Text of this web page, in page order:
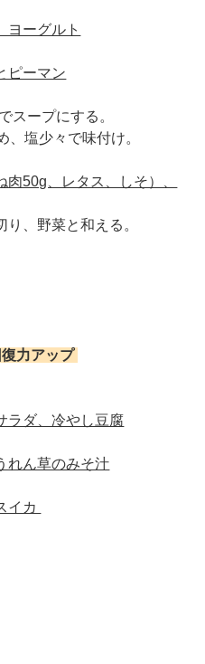
ヨーグルト
ピーマン
スープにする。
、塩少々で味付け。
50g、レタス、しそ）、
、野菜と和える。
復力アップ
ラダ、冷やし豆腐
れん草のみそ汁
イカ